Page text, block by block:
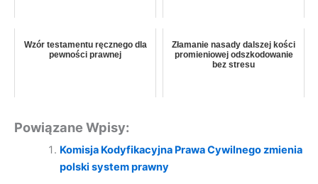
Wzór testamentu ręcznego dla
pewności prawnej
Złamanie nasady dalszej kości
promieniowej odszkodowanie
bez stresu
Powiązane Wpisy:
Komisja Kodyfikacyjna Prawa Cywilnego zmienia
polski system prawny